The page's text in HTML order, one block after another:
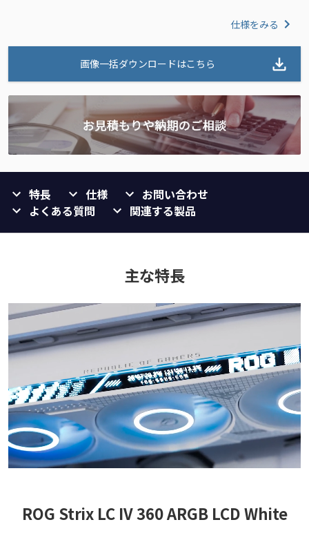
仕様をみる
画像一括ダウンロードはこちら
特長 仕様
お問い合わせ
よくある質問
関連する製品
主な特長
ROG Strix LC IV 360 ARGB LCD White